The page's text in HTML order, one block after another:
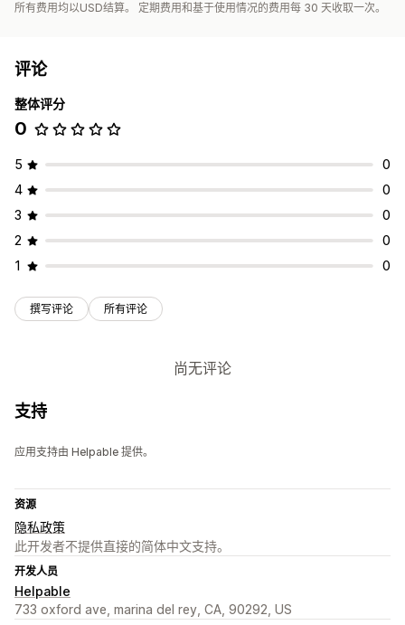
所有费用均以USD结算。 定期费用和基于使用情况的费用每 30 天收取一次。
评论
整体评分
0
5
0
4
0
3
0
2
0
1
0
撰写评论 所有评论
尚无评论
支持
应用支持由 Helpable 提供。
资源
隐私政策
此开发者不提供直接的简体中文支持。
开发人员
Helpable
733 oxford ave, marina del rey, CA, 90292, US